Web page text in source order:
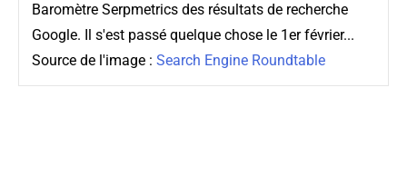
Baromètre Serpmetrics des résultats de recherche
Google. Il s'est passé quelque chose le 1er février...
Source de l'image : Search Engine Roundtable